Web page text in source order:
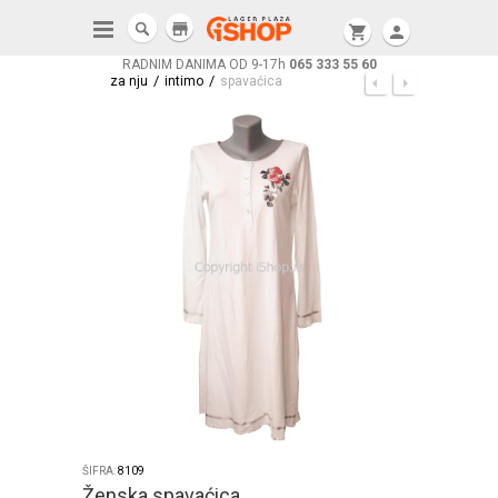
RADNIM DANIMA OD 9-17h 065 333 55 60
shopping_cart person
store
za nju / intimo / spavaćica
ŠIFRA:8109